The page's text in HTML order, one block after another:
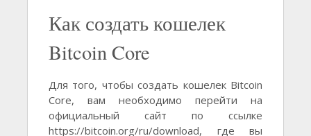
Как создать кошелек
Bitcoin Core
Для того, чтобы создать кошелек Bitcoin
Core, вам необходимо перейти на
официальный сайт по ссылке
https://bitcoin.org/ru/download, где вы